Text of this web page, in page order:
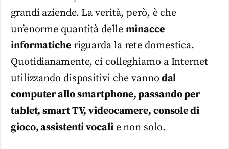
grandi aziende. La verità, però, è che
un’enorme quantità delle minacce
informaticheriguarda la rete domestica.
Quotidianamente, ci colleghiamo a Internet
utilizzando dispositivi che vanno dal
computer allo smartphone, passando per
tablet, smart TV, videocamere, console di
gioco, assistenti vocalie non solo.